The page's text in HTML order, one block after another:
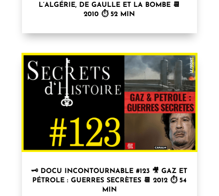
L’ALGÉRIE, DE GAULLE ET LA BOMBE 📆
2010 ⏱ 52 MIN
🗝 DOCU INCONTOURNABLE #123 🎥 GAZ ET
PÉTROLE : GUERRES SECRÈTES 📆 2012 ⏱ 54
MIN